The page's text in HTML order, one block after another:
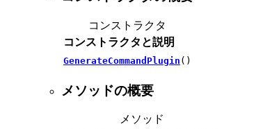
コンストラクタ
コンストラクタと説明
GenerateCommandPlugin ()
メソッドの概要
メソッド